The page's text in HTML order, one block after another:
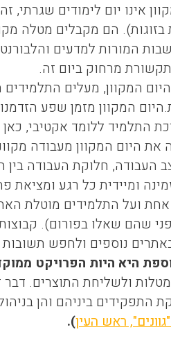
אינו יום לימודים
הם מקבלים מטלה
המורות למדעים
מרחוק ביום זה.
המקוון, מעלים התלמידים
המקוון מזמן שפע
התלמיד ללומד אקטיבי,
את היום המקוון מעבודה
העבודה, חלוקת העבודה
ומיידית כל רגע ומציאת
ועל התלמידים מוטלת
שהם שאלו בפורום).
נוספים ולחפש תשובות
היא היות הפרויקט
ולשליחת התוצרים. דבר
התפקידים ביניהם והן
ראש העין).